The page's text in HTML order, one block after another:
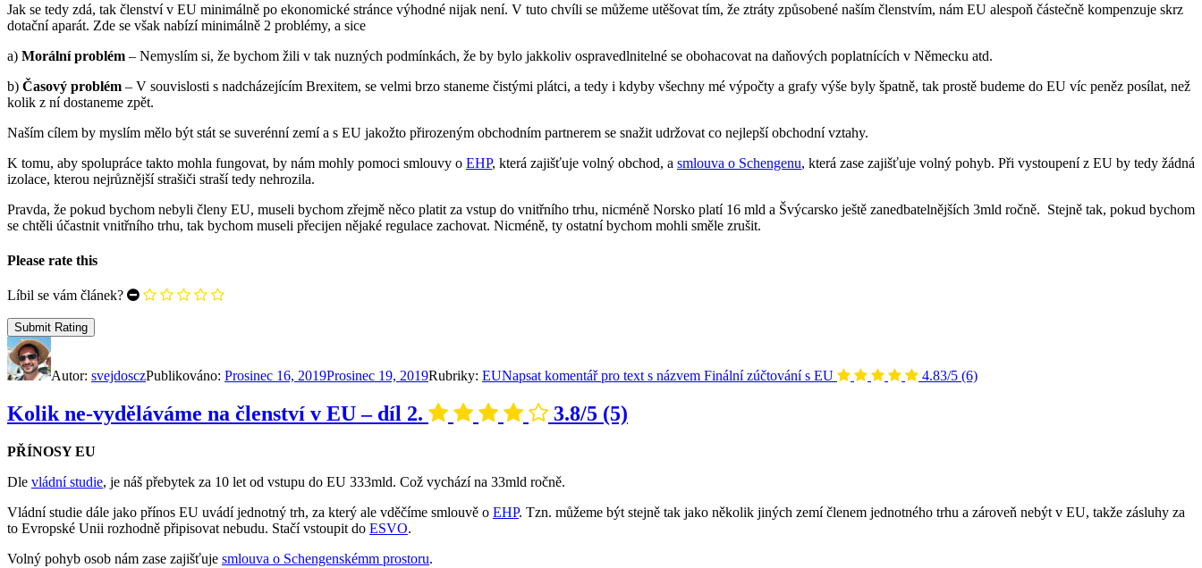
Jak se tedy zdá, tak členství v EU minimálně po ekonomické stránce výhodné nijak není. V tuto chvíli se můžeme utěšovat tím, že ztráty způsobené naším členstvím, nám EU alespoň částečně kompenzuje skrz
dotační aparát. Zde se však nabízí minimálně 2 problémy, a sice
a) Morální problém – Nemyslím si, že bychom žili v tak nuzných podmínkách, že by bylo jakkoliv ospravedlnitelné se obohacovat na daňových poplatnících v Německu atd.
b) Časový problém – V souvislosti s nadcházejícím Brexitem, se velmi brzo staneme čistými plátci, a tedy i kdyby všechny mé výpočty a grafy výše byly špatně, tak prostě budeme do EU víc peněz posílat, než
kolik z ní dostaneme zpět.
Naším cílem by myslím mělo být stát se suverénní zemí a s EU jakožto přirozeným obchodním partnerem se snažit udržovat co nejlepší obchodní vztahy.
K tomu, aby spolupráce takto mohla fungovat, by nám mohly pomoci smlouvy o EHP, která zajišťuje volný obchod, a smlouva o Schengenu, která zase zajišťuje volný pohyb. Při vystoupení z EU by tedy žádná
izolace, kterou nejrůznější strašiči straší tedy nehrozila.
Pravda, že pokud bychom nebyli členy EU, museli bychom zřejmě něco platit za vstup do vnitřního trhu, nicméně Norsko platí 16 mld a Švýcarsko ještě zanedbatelnějších 3mld ročně. Stejně tak, pokud bychom
se chtěli účastnit vnitřního trhu, tak bychom museli přecijen nějaké regulace zachovat. Nicméně, ty ostatní bychom mohli směle zrušit.
Please rate this
Líbil se vám článek?
Autor: svejdosczPublikováno: Prosinec 16, 2019Prosinec 19, 2019Rubriky: EUNapsat komentářpro text s názvem Finální zúčtování s EU 4.83/5 (6)
Kolik ne-vyděláváme na členství v EU – díl 2. 3.8/5 (5)
PŘÍNOSY EU
Dle vládní studie, je náš přebytek za 10 let od vstupu do EU 333mld. Což vychází na 33mld ročně.
Vládní studie dále jako přínos EU uvádí jednotný trh, za který ale vděčíme smlouvě o EHP. Tzn. můžeme být stejně tak jako několik jiných zemí členem jednotného trhu a zároveň nebýt v EU, takže zásluhy za
to Evropské Unii rozhodně připisovat nebudu. Stačí vstoupit do ESVO.
Volný pohyb osob nám zase zajišťuje smlouva o Schengenskémm prostoru.